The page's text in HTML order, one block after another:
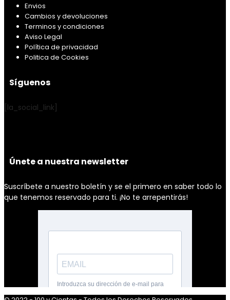
Envios
Cambios y devoluciones
Terminos y condiciones
Aviso Legal
Política de privacidad
Politica de Cookies
Síguenos
[la_social_link]
Únete a nuestra newsletter
Suscríbete a nuestro boletín y se el primero en saber todo lo
que tenemos reservado para ti. ¡No te arrepentirás!